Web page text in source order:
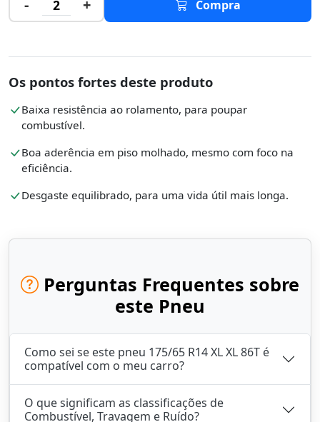
- 2 + Compra
Os pontos fortes deste produto
Baixa resistência ao rolamento, para poupar
combustível.
Boa aderência em piso molhado, mesmo com foco na
eficiência.
Desgaste equilibrado, para uma vida útil mais longa.
Perguntas Frequentes sobre
este Pneu
Como sei se este pneu 175/65 R14 XL XL 86T é
compatível com o meu carro?
O que significam as classificações de
Combustível, Travagem e Ruído?